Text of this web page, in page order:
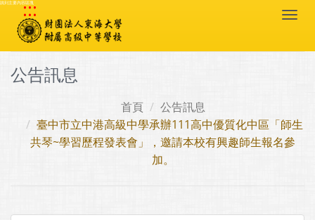
跳到主要內容區塊
:::
公告訊息
首頁
公告訊息
臺中市立中港高級中學承辦111高中優質化中區「師生
共琴~學習歷程發表會」，邀請本校有興趣師生報名參
加。